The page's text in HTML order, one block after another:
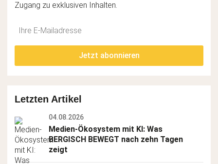
Zugang zu exklusiven Inhalten.
Do
fill
*Ihre
Mailadresse:
Jetzt abonnieren
Letzten Artikel
04.08.2026
Medien-Ökosystem mit KI: Was
BERGISCH BEWEGT nach zehn Tagen
zeigt